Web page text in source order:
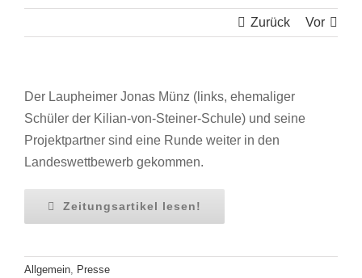
Zurück Vor
Der Laupheimer Jonas Münz (links, ehemaliger
Schüler der Kilian-von-Steiner-Schule) und seine
Projektpartner sind eine Runde weiter in den
Landeswettbewerb gekommen.
Zeitungsartikel lesen!
Allgemein, Presse